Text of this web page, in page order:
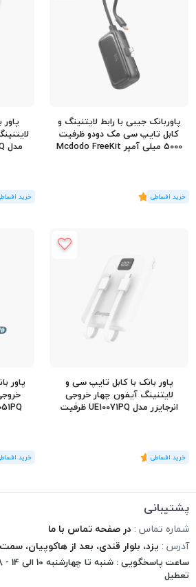
پاوربانک جیبی با رابط لایتنینگ و
کابل تایپ سی مک دودو ظرفیت
5000 میلی آمپر Mcdodo FreeKit
(2 رای)
5
(5 رای)
پاور بانک با کابل تایپ سی و
لایتنینگ آیفون چهار خروجی
انرجایزر مدل UE10071PQ ظرفیت
(1رای)
5
(2 رای)
پشتیبانی
شماره تماس : در صفحه تماس با ما
آدرس : یزد، بلوار قندی، بعد از هاکوپیان،
تعطیل